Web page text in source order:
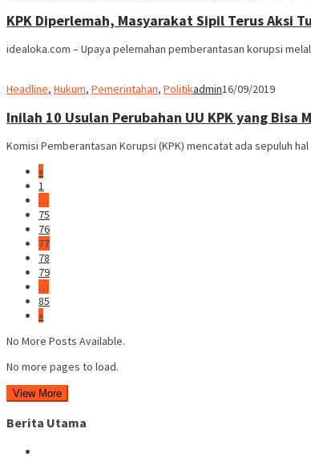
KPK Diperlemah, Masyarakat Sipil Terus Aksi
idealoka.com – Upaya pelemahan pemberantasan korupsi
Headline, Hukum, Pemerintahan, Politikadmin16/09/2019
Inilah 10 Usulan Perubahan UU KPK yang Bisa
Komisi Pemberantasan Korupsi (KPK) mencatat ada sepuluh
«
1
…
75
76
77
78
79
…
85
»
No More Posts Available.
No more pages to load.
View More
Berita Utama